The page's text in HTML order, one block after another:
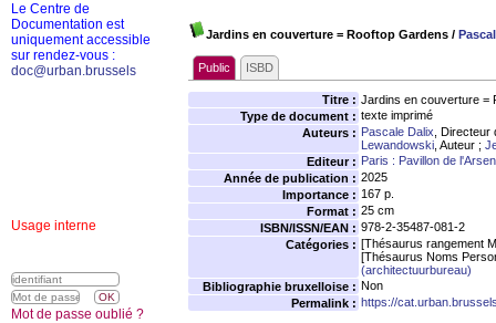
Jardins en couverture = Rooftop Gardens /
Public ISBD
Titre : Jardins en couverture =
Type de document : texte imprimé
Auteurs : Pascale Dalix ,
Lewandowski , Auteur ;
Editeur : Paris : Pavillon de
Année de publication : 2025
Importance : 167 p.
Format : 25 cm
ISBN/ISSN/EAN : 978-2-35487-081-2
Catégories : [Thésaurus rangement
[Thésaurus Noms
(architectuurbureau)
Bibliographie bruxelloise : Non
Permalink : https://
Le Centre de
Documentation est
uniquement accessible
sur rendez-vous :
doc@urban.brussels
Usage interne
Mot de passe oublié ?